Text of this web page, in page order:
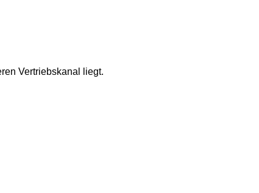
Vertriebskanal liegt.